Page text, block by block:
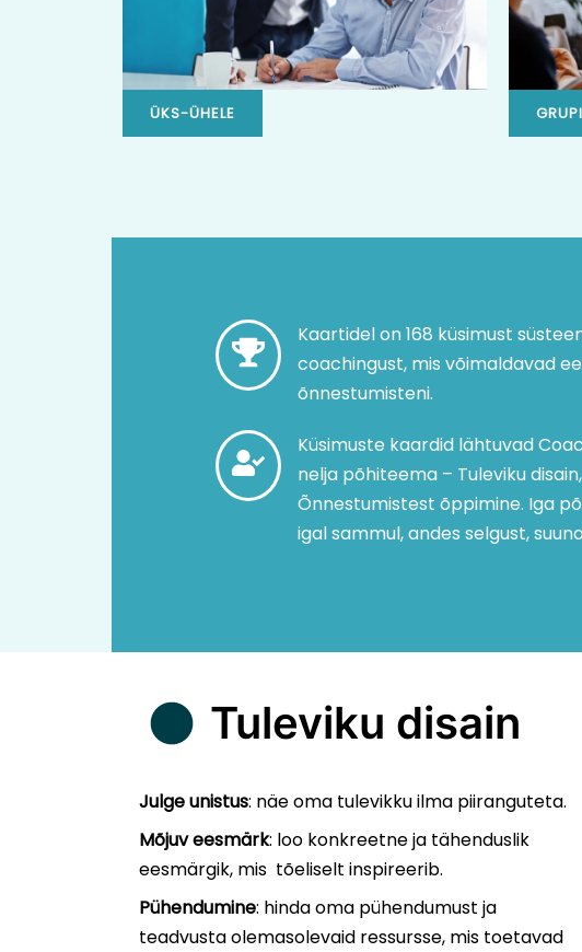
ÜKS-ÜHELE
Kaartidel on 168 küsimust
coachingust, mis võimaldavad
õnnestumisteni.
Küsimuste kaardid lähtuvad
nelja põhiteema – Tuleviku
Õnnestumistest õppimine. Iga
igal sammul, andes selgust,
Tuleviku disain
Julge unistus: näe oma tulevikku ilma piiranguteta.
Mõjuv eesmärk: loo konkreetne ja tähenduslik
eesmärgik, mis tõeliselt inspireerib.
Pühendumine: hinda oma pühendumust ja
teadvusta olemasolevaid ressursse, mis toetavad